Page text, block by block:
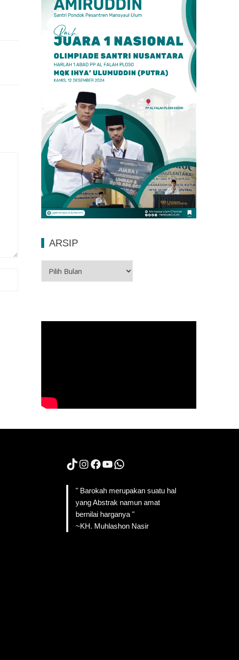
ARSIP
TikTok
Instagram
Facebook
YouTube
WhatsApp
" Barokah merupakan suatu hal
yang Abstrak namun amat
bernilai harganya "
~KH. Muhlashon Nasir